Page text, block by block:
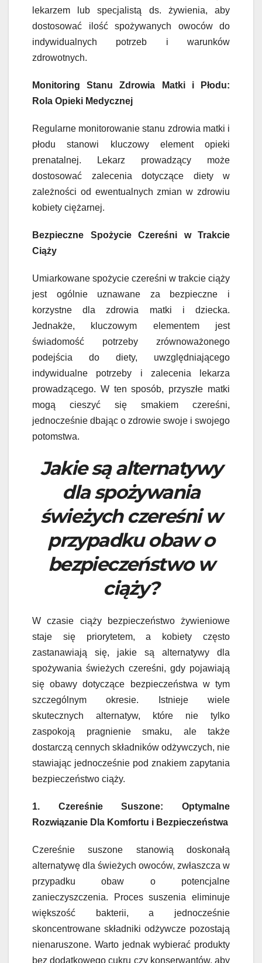
lekarzem lub specjalistą ds. żywienia, aby
dostosować ilość spożywanych owoców do
indywidualnych potrzeb i warunków
zdrowotnych.
Monitoring Stanu Zdrowia Matki i Płodu:
Rola Opieki Medycznej
Regularne monitorowanie stanu zdrowia matki i
płodu stanowi kluczowy element opieki
prenatalnej. Lekarz prowadzący może
dostosować zalecenia dotyczące diety w
zależności od ewentualnych zmian w zdrowiu
kobiety ciężarnej.
Bezpieczne Spożycie Czereśni w Trakcie
Ciąży
Umiarkowane spożycie czereśni w trakcie ciąży
jest ogólnie uznawane za bezpieczne i
korzystne dla zdrowia matki i dziecka.
Jednakże, kluczowym elementem jest
świadomość potrzeby zrównoważonego
podejścia do diety, uwzględniającego
indywidualne potrzeby i zalecenia lekarza
prowadzącego. W ten sposób, przyszłe matki
mogą cieszyć się smakiem czereśni,
jednocześnie dbając o zdrowie swoje i swojego
potomstwa.
Jakie są alternatywy
dla spożywania
świeżych czereśni w
przypadku obaw o
bezpieczeństwo w
ciąży?
W czasie ciąży bezpieczeństwo żywieniowe
staje się priorytetem, a kobiety często
zastanawiają się, jakie są alternatywy dla
spożywania świeżych czereśni, gdy pojawiają
się obawy dotyczące bezpieczeństwa w tym
szczególnym okresie. Istnieje wiele
skutecznych alternatyw, które nie tylko
zaspokoją pragnienie smaku, ale także
dostarczą cennych składników odżywczych, nie
stawiając jednocześnie pod znakiem zapytania
bezpieczeństwo ciąży.
1. Czereśnie Suszone: Optymalne
Rozwiązanie Dla Komfortu i Bezpieczeństwa
Czereśnie suszone stanowią doskonałą
alternatywę dla świeżych owoców, zwłaszcza w
przypadku obaw o potencjalne
zanieczyszczenia. Proces suszenia eliminuje
większość bakterii, a jednocześnie
skoncentrowane składniki odżywcze pozostają
nienaruszone. Warto jednak wybierać produkty
bez dodatkowego cukru czy konserwantów, aby